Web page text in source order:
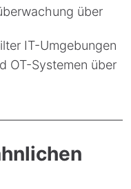
über
IT-Umgebungen
OT-Systemen über